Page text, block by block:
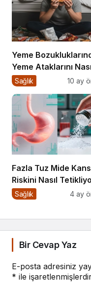
Yeme
Yeme Ataklarını
Engellerim?
Sağlık 10 ay
Fazla Tuz Mide
Riskini Nasıl
Sağlık 4 ay
Bir Cevap Yaz
E-posta adresiniz
* ile